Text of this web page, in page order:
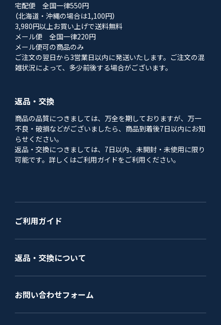
宅配便 全国一律550円
（北海道・沖縄の場合は1,100円）
3,980円以上お買い上げで送料無料
メール便 全国一律220円
メール便可の商品のみ
ご注文の翌日から3営業日以内に発送いたします。ご注文の混
雑状況によって、多少前後する場合がございます。
返品・交換
商品の品質につきましては、万全を期しておりますが、万一
不良・破損などがございましたら、商品到着後7日以内にお知
らせください。
返品・交換につきましては、7日以内、未開封・未使用に限り
可能です。詳しくはご利用ガイドをご利用ください。
ご利用ガイド
返品・交換について
お問い合わせフォーム